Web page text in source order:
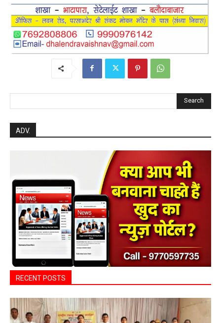
तंबाकू के दुष्प्रभावों की दी जानकारी
हेमंत वैष्णव 9131614309 - August 7, 2026 0
महासमुंद राष्ट्रीय तंबाकू नियंत्रण कार्यक्रम के तहत जागरूकता कार्यशाला आयोजित
विद्यार्थियों को तंबाकू के दुष्प्रभावों की दी जानकारी महासमुंद, 07 अगस्त 2026/ मुख्य
महासमुंद खाद्य सुरक्षा विभाग द्वारा पिथौरा एवं
बागबाहरा में किया औचक निरीक्षण खाद्य पदार्थों की
CG बागबाहरा हेमंत वैष्णव 9131614309 -
सरायपाली/ ओम हॉस्पिटल सामान्य बीमारियों से
लेकर डायबिटीज व बीपी तक का इलाज, 9 अगस्त
को मिलेगा विशेषज्ञ ईलाज परामर्श
हेमंत वैष्णव 9131614309 - August 6, 2026
महासमुंद कलेक्टर ने सुनी आमजनों की समस्याएं,
संबंधित विभागों को त्वरित निराकरण के दिए निर्देश
Uncategorized हेमंत वैष्णव 9131614309 -
August 4, 2026
महासमुंद मातृ एवं शिशु मृत्यु दर में कमी लाने जिला
स्तरीय समीक्षा बैठक आयोजित
0
बसना/ संतान प्राप्ति से जुड़ी समस्याओं का मिलेगा